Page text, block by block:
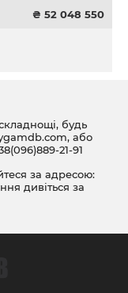
₴ 52 048 550
будь
, або
21-91
за адресою:
дивіться за